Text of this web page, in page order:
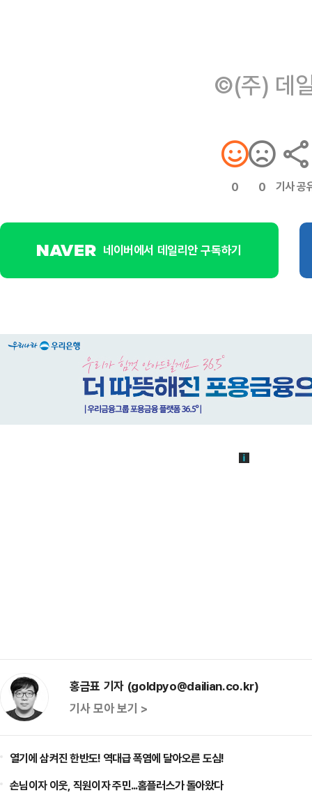
©(주) 데
0 0 기사 공
네이버에서 데일리안 구독하기
홍금표 기자 (goldpyo@dailian.co.kr)
기사 모아 보기 >
열기에 삼켜진 한반도! 역대급 폭염에 달아오른 도심!
손님이자 이웃, 직원이자 주민...홈플러스가 돌아왔다